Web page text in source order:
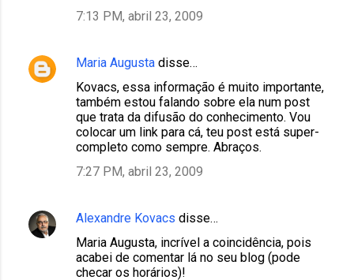
7:13 PM, abril 23, 2009
Maria Augusta disse…
Kovacs, essa informação é muito importante,
também estou falando sobre ela num post
que trata da difusão do conhecimento. Vou
colocar um link para cá, teu post está super-
completo como sempre. Abraços.
7:27 PM, abril 23, 2009
Alexandre Kovacs disse…
Maria Augusta, incrível a coincidência, pois
acabei de comentar lá no seu blog (pode
checar os horários)!